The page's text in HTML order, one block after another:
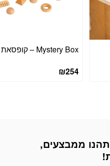
Mystery Box – קופסאת מסתורין
₪254
ממבצעים,